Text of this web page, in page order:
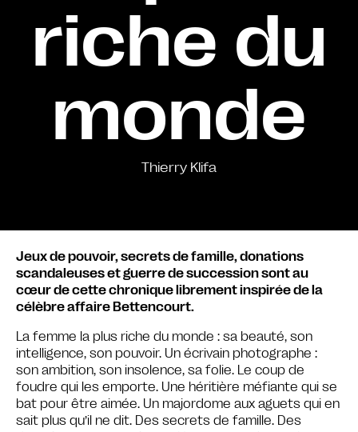
riche du
monde
Thierry Klifa
Jeux de pouvoir, secrets de famille, donations
scandaleuses et guerre de succession sont au
cœur de cette chronique librement inspirée de la
célèbre affaire Bettencourt.
La femme la plus riche du monde : sa beauté, son
intelligence, son pouvoir. Un écrivain photographe :
son ambition, son insolence, sa folie. Le coup de
foudre qui les emporte. Une héritière méfiante qui se
bat pour être aimée. Un majordome aux aguets qui en
sait plus qu’il ne dit. Des secrets de famille. Des